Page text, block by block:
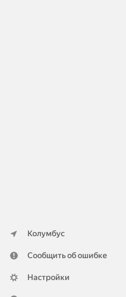
Колумбус
Сообщить об ошибке
Настройки